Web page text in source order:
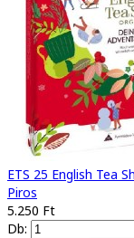
ETS 25 English Tea
Piros
5.250 Ft
Db: